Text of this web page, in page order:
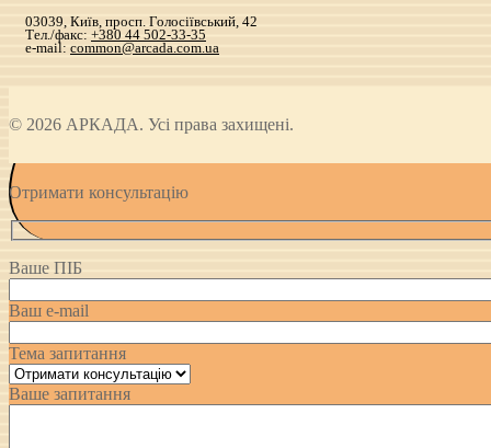
03039, Київ, просп. Голосіївський, 42
Тел./факс: +380 44 502-33-35
e-mail: common@arcada.com.ua
© 2026 АРКАДА. Усі права захищені.
Отримати консультацію
Ваше ПІБ
Ваш e-mail
Тема запитання
Ваше запитання